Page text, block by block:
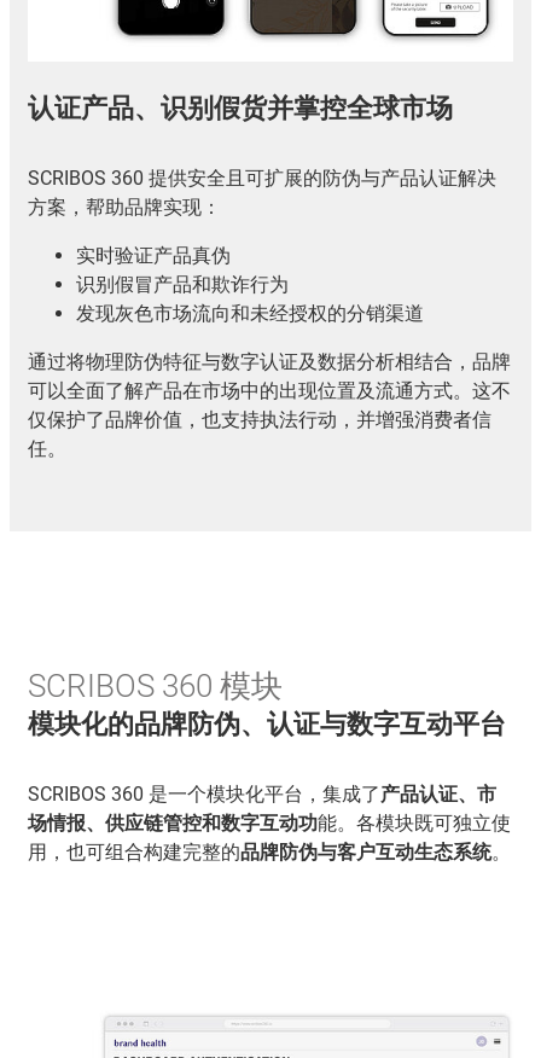
认证产品、识别假货并掌控全球市场
SCRIBOS 360 提供安全且可扩展的防伪与产品认证解决
方案，帮助品牌实现：
实时验证产品真伪
识别假冒产品和欺诈行为
发现灰色市场流向和未经授权的分销渠道
通过将物理防伪特征与数字认证及数据分析相结合，品牌
可以全面了解产品在市场中的出现位置及流通方式。这不
仅保护了品牌价值，也支持执法行动，并增强消费者信
任。
SCRIBOS 360 模块
模块化的品牌防伪、认证与数字互动平台
SCRIBOS 360 是一个模块化平台，集成了产品认证、市
场情报、供应链管控和数字互动功能。各模块既可独立使
用，也可组合构建完整的品牌防伪与客户互动生态系统。